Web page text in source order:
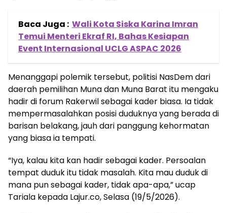
Baca Juga : Wali Kota Siska Karina Imran
Temui Menteri Ekraf RI, Bahas Kesiapan
Event Internasional UCLG ASPAC 2026
Menanggapi polemik tersebut, politisi NasDem dari
daerah pemilihan Muna dan Muna Barat itu mengaku
hadir di forum Rakerwil sebagai kader biasa. Ia tidak
mempermasalahkan posisi duduknya yang berada di
barisan belakang, jauh dari panggung kehormatan
yang biasa ia tempati.
“Iya, kalau kita kan hadir sebagai kader. Persoalan
tempat duduk itu tidak masalah. Kita mau duduk di
mana pun sebagai kader, tidak apa-apa,” ucap
Tariala kepada Lajur.co, Selasa (19/5/2026).